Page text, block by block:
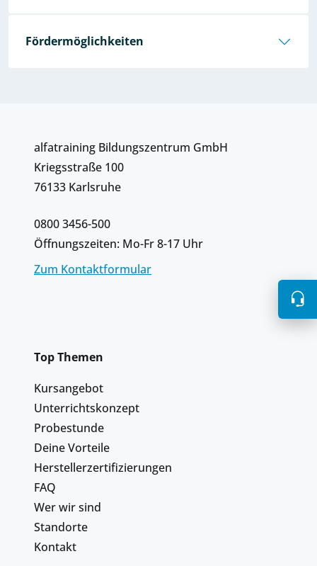
Fördermöglichkeiten
alfatraining Bildungszentrum GmbH
Kriegsstraße 100
76133 Karlsruhe
0800 3456-500
Öffnungszeiten: Mo-Fr 8-17 Uhr
Zum Kontaktformular
Top Themen
Kursangebot
Unterrichtskonzept
Probestunde
Deine Vorteile
Herstellerzertifizierungen
FAQ
Wer wir sind
Standorte
Kontakt